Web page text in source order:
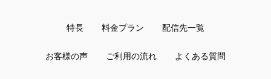
特長 料金プラン 配信先一覧
お客様の声 ご利用の流れ よくある質問